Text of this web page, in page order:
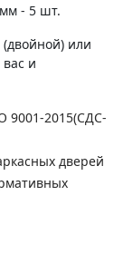
- 5 шт.
или
и
9001-2015(СДС-
дверей